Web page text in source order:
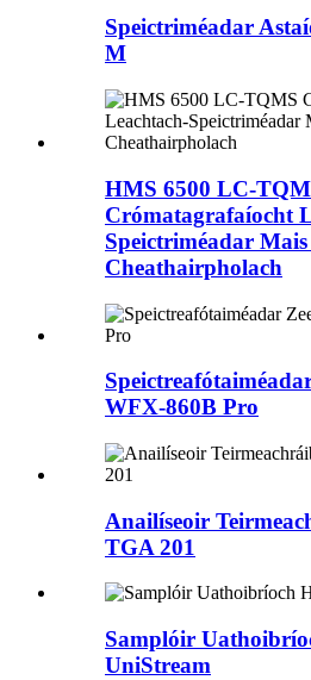
Speictriméadar
M
HMS 6500 LC-
Crómatagrafaíocht
Speictriméadar
Cheathairpholach
WFX-860B Pro
Anailíseoir
TGA 201
Samplóir
UniStream